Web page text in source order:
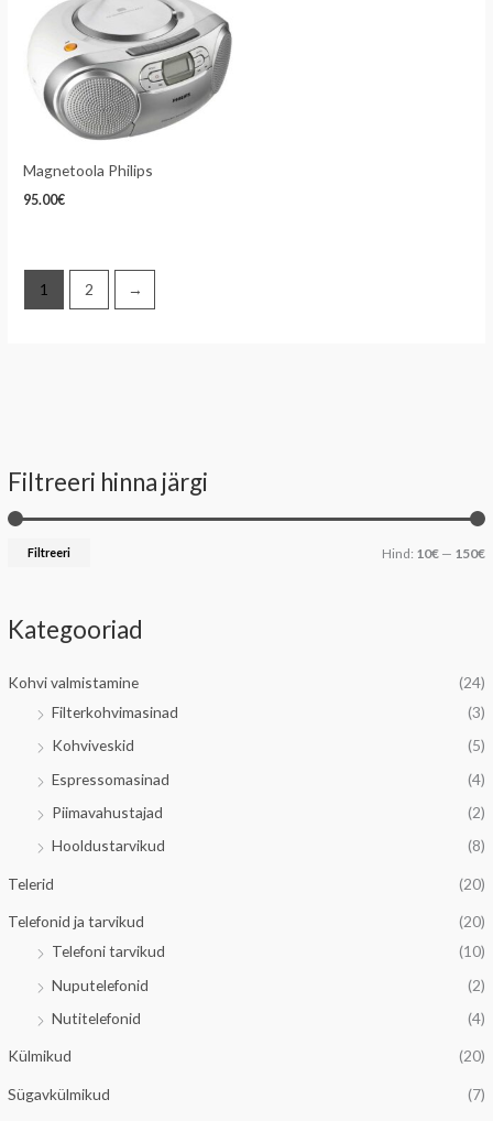
Filtreeri hinna järgi
l
e
h
i
n
d
a
n
e
h
i
n
Filtreeri Hind: 10€— 150€
Kategooriad
Kohvi valmistamine
(24)
Filterkohvimasinad
(3)
Kohviveskid
(5)
Espressomasinad
(4)
Piimavahustajad
(2)
Hooldustarvikud
(8)
Telerid (20)
Telefonid ja tarvikud
(20)
Telefoni tarvikud
(10)
Nuputelefonid
(2)
Nutitelefonid
(4)
Külmikud (20)
Sügavkülmikud (7)
Magnetoola Philips
95.00€
1 2 →